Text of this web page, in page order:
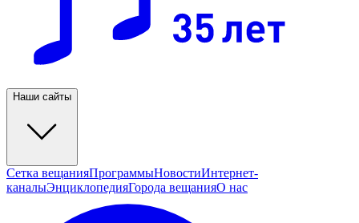
Наши сайты
Сетка вещанияПрограммыНовостиИнтернет-
каналыЭнциклопедияГорода вещанияО нас